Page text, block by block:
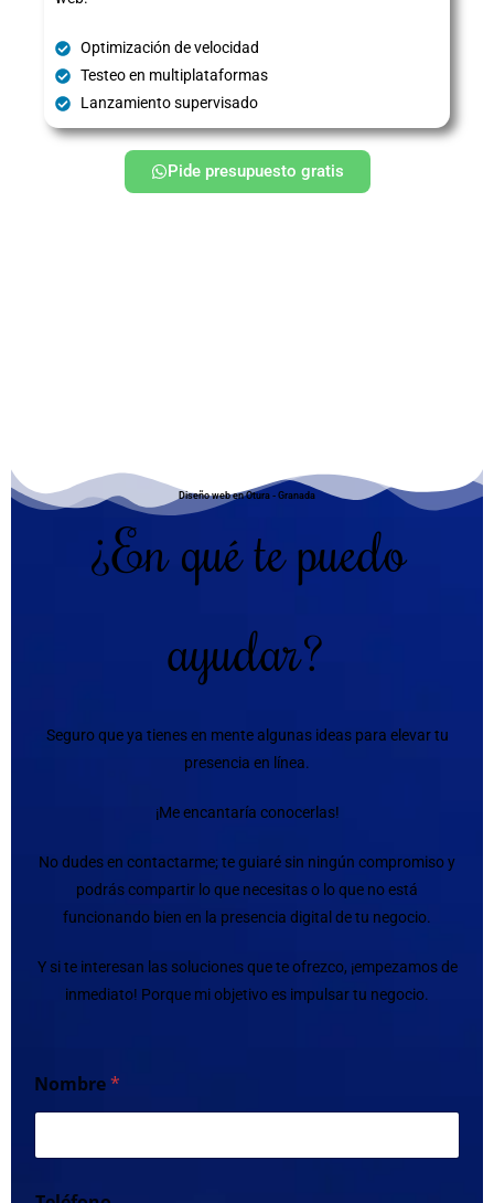
Optimización de velocidad
Testeo en multiplataformas
Lanzamiento supervisado
Pide presupuesto gratis
Diseño web en Otura - Granada
¿En qué te puedo
ayudar?
Seguro que ya tienes en mente algunas ideas para elevar tu
presencia en línea.
¡Me encantaría conocerlas!
No dudes en contactarme; te guiaré sin ningún compromiso y
podrás compartir lo que necesitas o lo que no está
funcionando bien en la presencia digital de tu negocio.
Y si te interesan las soluciones que te ofrezco, ¡empezamos de
inmediato! Porque mi objetivo es impulsar tu negocio.
Nombre*